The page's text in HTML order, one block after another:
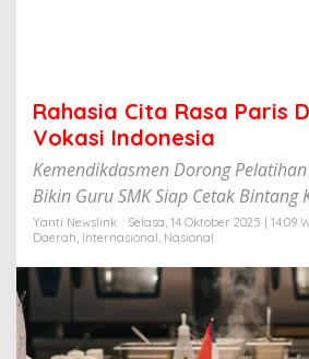
k
a
s
i
I
n
d
o
n
e
i
a
Rahasia Cita Rasa Paris
Vokasi Indonesia
Kemendikdasmen Dorong
Bikin Guru SMK Siap Cetak Bintang
Yanti Newslink
Selasa, 14 Oktober 2025 | 14:09
Daerah, Internasional, Nasional